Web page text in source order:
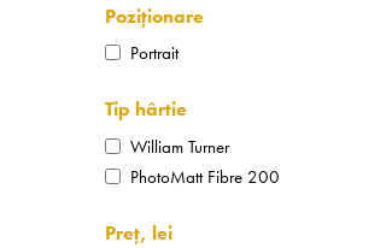
Poziționare
Portrait
Tip hârtie
William Turner
PhotoMatt Fibre 200
Preț, lei